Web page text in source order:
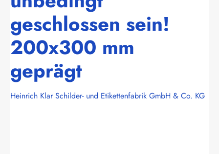
geschlossen sein!
200x300 mm
geprägt
Heinrich Klar Schilder- und Etikettenfabrik GmbH & Co. KG